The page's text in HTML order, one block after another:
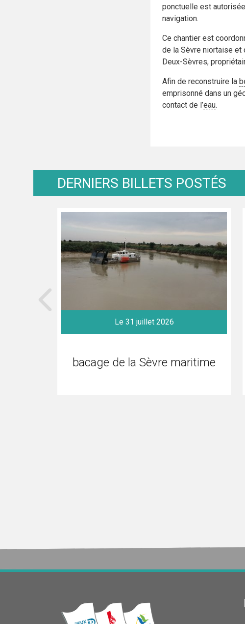
ponctuelle est autorisée
navigation.
Ce chantier est
de la Sèvre niortaise et
Deux-Sèvres,
Afin de reconstruire la
emprisonné dans un
contact de l’eau.
DERNIERS BILLETS POSTÉS
Le 31 juillet 2026
bacage de la Sèvre maritime